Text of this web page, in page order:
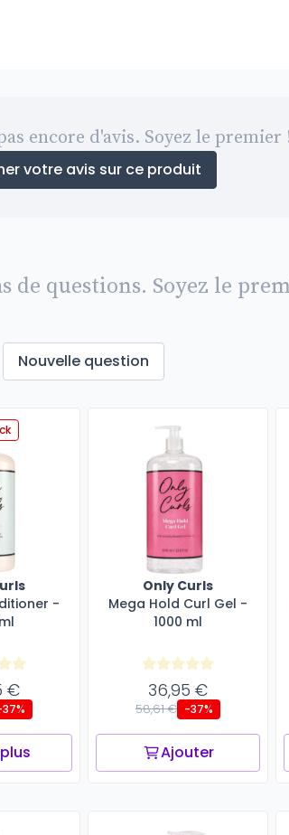
encore d'avis. Soyez le premier
votre avis sur ce produit
de questions. Soyez le
Nouvelle question
-
€
Only Curls
Mega Hold Curl Gel -
1000 ml
36,95 €
58,61 € -37%
Ajouter